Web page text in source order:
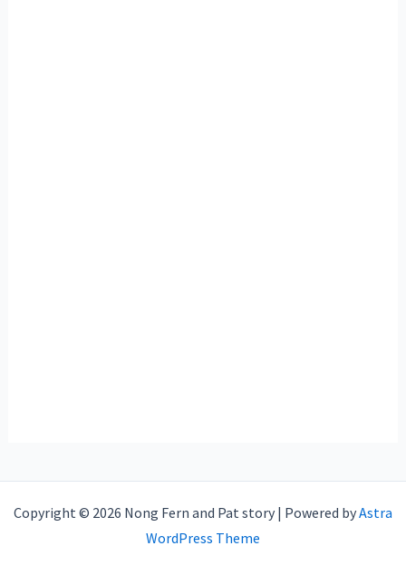
Copyright © 2026 Nong Fern and Pat story | Powered byAstra
WordPress Theme